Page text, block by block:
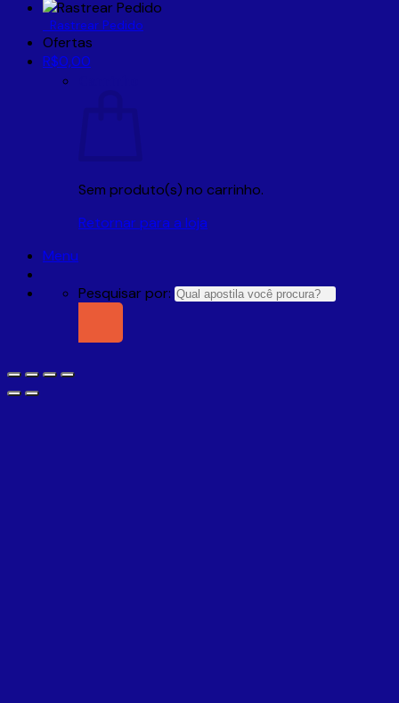
Rastrear Pedido
Ofertas
R$0,00
Sem produto(s) no carrinho.
Retornar para a loja
Menu
Pesquisar por: